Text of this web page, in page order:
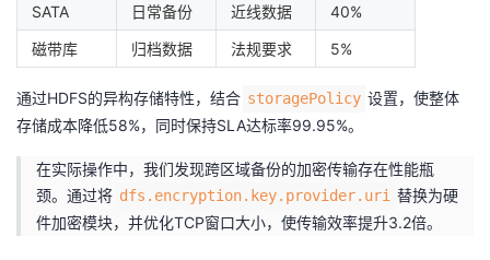
SATA
日常备份 近线数据
40%
磁带库
归档数据 法规要求 5%
通过HDFS的异构存储特性，结合 storagePolicy 设置，使整体
存储成本降低58%，同时保持SLA达标率99.95%。
在实际操作中，我们发现跨区域备份的加密传输存在性能瓶
颈。通过将 dfs.encryption.key.provider.uri 替换为硬
件加密模块，并优化TCP窗口大小，使传输效率提升3.2倍。